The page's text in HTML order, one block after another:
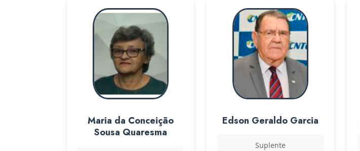
Maria da Conceição
Sousa Quaresma
Edson Geraldo Garcia
Suplente